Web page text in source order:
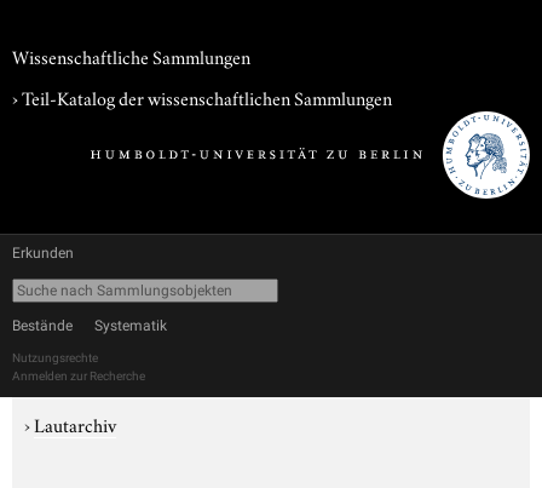
Wissenschaftliche Sammlungen
› Teil-Katalog der wissenschaftlichen Sammlungen
Erkunden
Bestände Systematik
Nutzungsrechte
Anmelden zur Recherche
›Lautarchiv